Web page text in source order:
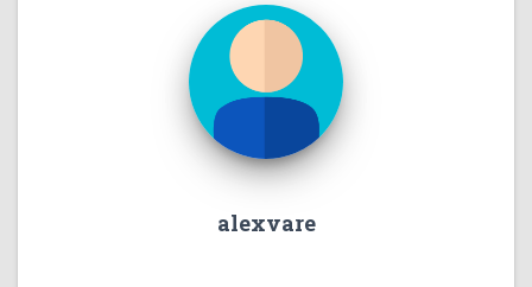
alexvare